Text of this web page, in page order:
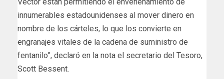
innumerables estadounidenses al mover dinero en
nombre de los cárteles, lo que los convierte en
engranajes vitales de la cadena de suministro de
fentanilo”, declaró en la nota el secretario del Tesoro,
Scott Bessent.